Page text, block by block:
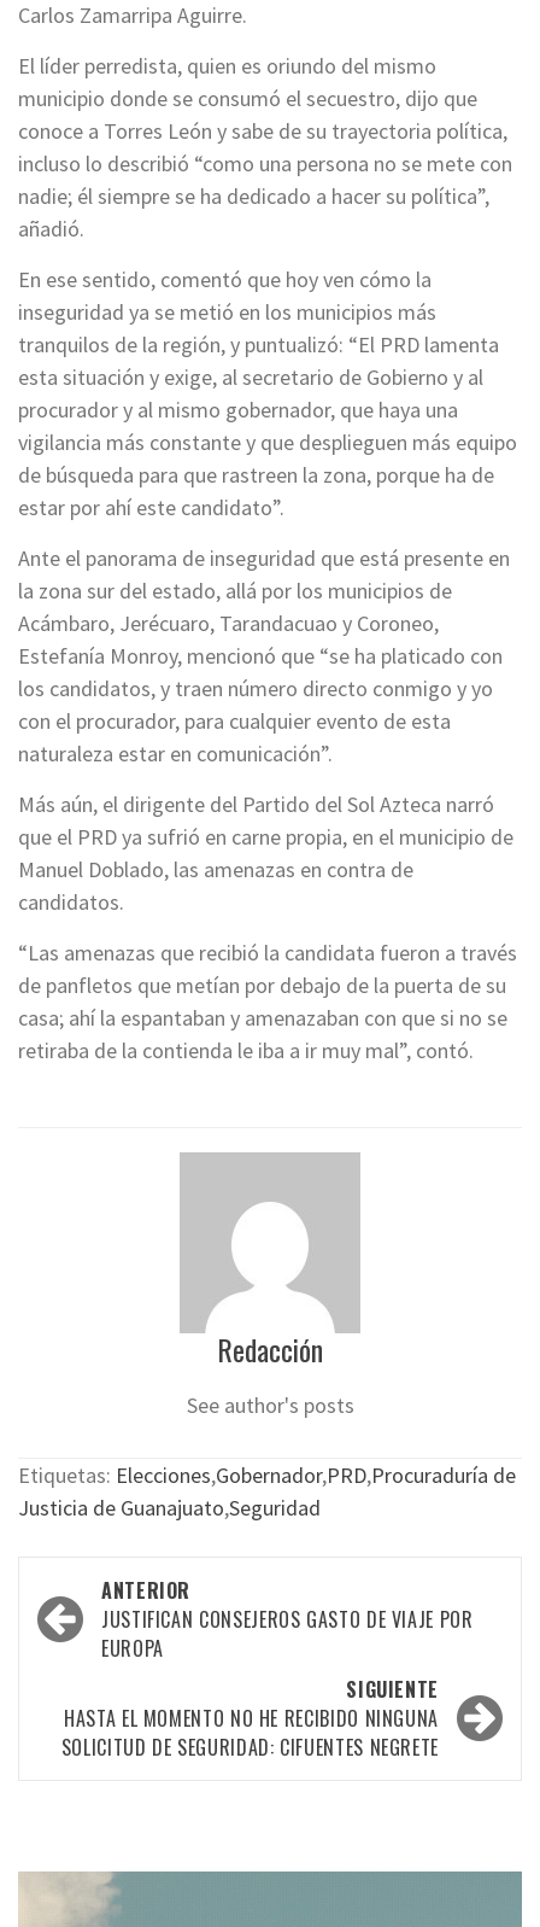
Carlos Zamarripa Aguirre.
El líder perredista, quien es oriundo del mismo
municipio donde se consumó el secuestro, dijo que
conoce a Torres León y sabe de su trayectoria política,
incluso lo describió “como una persona no se mete con
nadie; él siempre se ha dedicado a hacer su política”,
añadió.
En ese sentido, comentó que hoy ven cómo la
inseguridad ya se metió en los municipios más
tranquilos de la región, y puntualizó: “El PRD lamenta
esta situación y exige, al secretario de Gobierno y al
procurador y al mismo gobernador, que haya una
vigilancia más constante y que desplieguen más equipo
de búsqueda para que rastreen la zona, porque ha de
estar por ahí este candidato”.
Ante el panorama de inseguridad que está presente en
la zona sur del estado, allá por los municipios de
Acámbaro, Jerécuaro, Tarandacuao y Coroneo,
Estefanía Monroy, mencionó que “se ha platicado con
los candidatos, y traen número directo conmigo y yo
con el procurador, para cualquier evento de esta
naturaleza estar en comunicación”.
Más aún, el dirigente del Partido del Sol Azteca narró
que el PRD ya sufrió en carne propia, en el municipio de
Manuel Doblado, las amenazas en contra de
candidatos.
“Las amenazas que recibió la candidata fueron a través
de panfletos que metían por debajo de la puerta de su
casa; ahí la espantaban y amenazaban con que si no se
retiraba de la contienda le iba a ir muy mal”, contó.
Redacción
See author's posts
Etiquetas: Elecciones,Gobernador,PRD,Procuraduría de
Justicia de Guanajuato,Seguridad
Navegación
por
entradas
ANTERIOR
JUSTIFICAN CONSEJEROS GASTO DE VIAJE POR
EUROPA
SIGUIENTE
HASTA EL MOMENTO NO HE RECIBIDO NINGUNA
SOLICITUD DE SEGURIDAD: CIFUENTES NEGRETE